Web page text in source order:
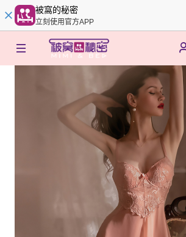
被窩的秘密
立刻使用官方APP